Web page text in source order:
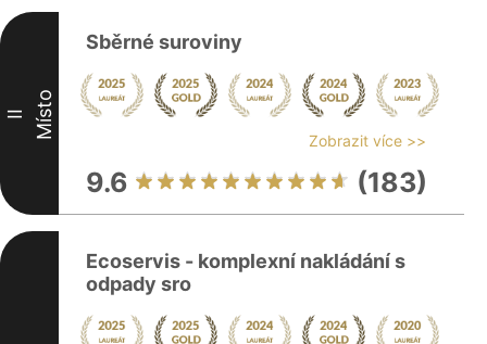
II Místo
Sběrné suroviny
Zobrazit více >>
9.6 (183)
Ecoservis - komplexní nakládání s
odpady sro